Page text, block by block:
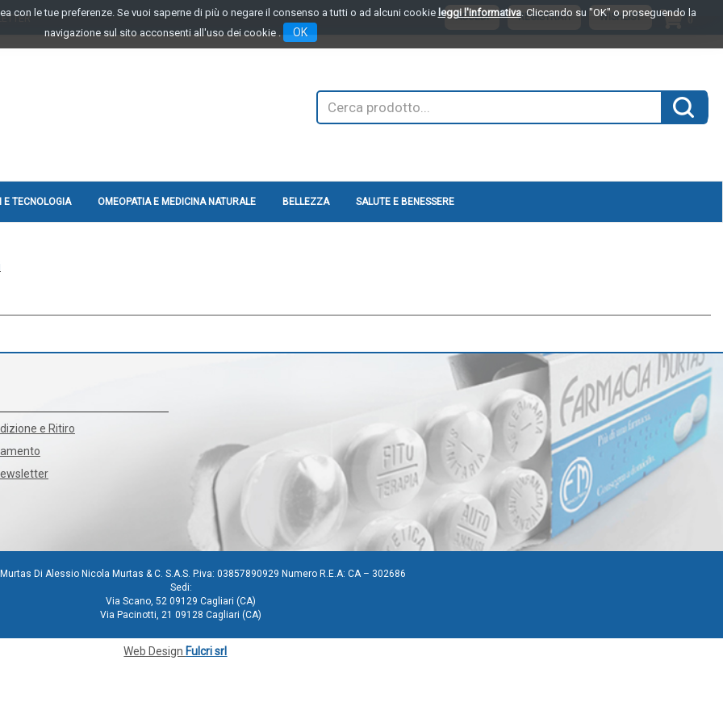
con le tue preferenze. Se vuoi saperne di più o negare il consenso a tutti o ad alcuni cookie leggi l'informativa. Cliccando su "OK" o proseguendo la
navigazione sul sito acconsenti all'uso dei cookie .
OK
ACCEDI REGISTRATI WISHLIST 0
Cerca
Prodotto
E TECNOLOGIA OMEOPATIA E MEDICINA NATURALE BELLEZZA SALUTE E BENESSERE
e Ritiro
Di Alessio Nicola Murtas & C. S.A.S. P.iva: 03857890929 Numero R.E.A: CA – 302686
Sedi:
Via Scano, 52 09129 Cagliari (CA)
Via Pacinotti, 21 09128 Cagliari (CA)
Web Design Fulcri srl